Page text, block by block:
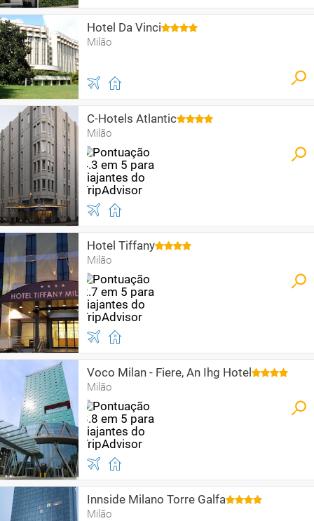
Hotel Da Vinci
Milão
C-Hotels Atlantic
Milão
Hotel Tiffany
Milão
Voco Milan - Fiere, An Ihg Hotel
Milão
Innside Milano Torre Galfa
Milão